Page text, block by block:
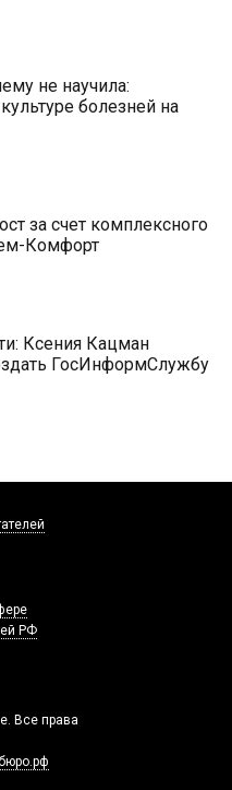
не научила:
болезней на
за счет комплексного
Комфорт
Ксения Кацман
ГосИнформСлужбу
Все права
РФ